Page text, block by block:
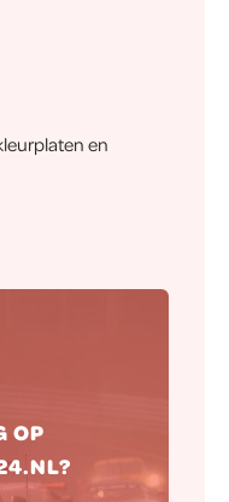
en
OPdat jouw
website